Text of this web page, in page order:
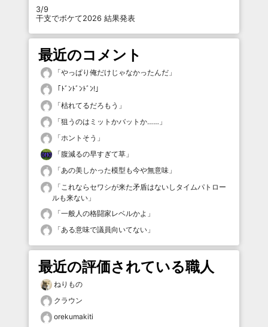
3/9
干支でボケて2026 結果発表
最近のコメント
「やっぱり俺だけじゃなかったんだ 」
「 ﾄﾞﾝﾄﾞﾝﾄﾞﾝ! 」
「枯れてるだろもう 」
「狙うのはミットかバットか…… 」
「ホントそう 」
「腹減るの早すぎて草 」
「あの美しかった模型も今や無意味 」
「 これならセワシが来た矛盾はないしタイムパトロー
ルも来ない 」
「一般人の格闘家レベルかよ 」
「ある意味で議員向いてない 」
最近の評価されている職人
ねりもの
クラウン
orekumakiti